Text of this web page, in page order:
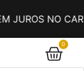
NO
0